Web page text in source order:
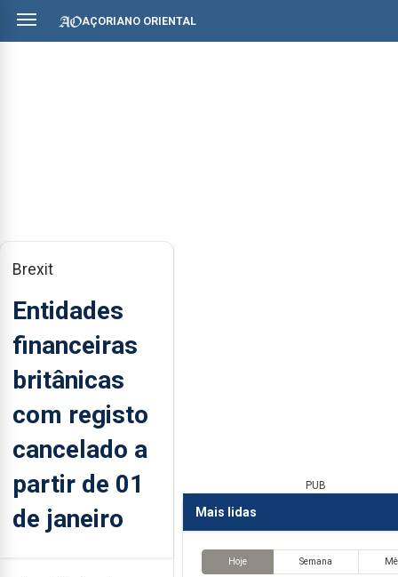
AÇORIANO ORIENTAL
Brexit
Entidades
financeiras
britânicas
com registo
cancelado a
partir de 01
de janeiro
PUB
Mais lidas
Hoje Semana